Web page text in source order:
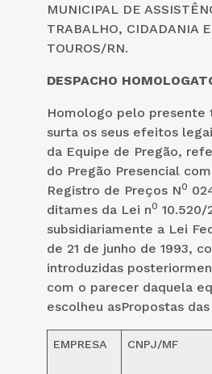
MUNICIPAL DE
TRABALHO, CIDADANIA
TOUROS/RN.
DESPACHO
Homologo pelo presente
surta os seus efeitos
da Equipe de Pregão,
do Pregão Presencial
Registro de Preços N0
ditames da Lei n0 10.520/
subsidiariamente a Lei
de 21 de junho de 1993,
introduzidas
com o parecer daquela
escolheu asPropostas
EMPRESA CNPJ/MF